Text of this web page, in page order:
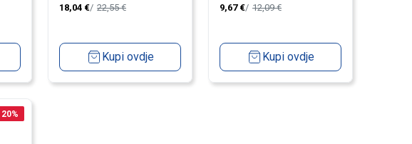
18,04 € 22,55€
Kupi ovdje
9,67 € 12,09€
Kupi ovdje
20%